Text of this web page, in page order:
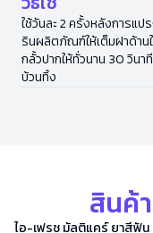
ใช้วันละ 2 ครั้งหลังการแป
รินผลิตภัณฑ์ให้เต็มฝาด้าน
กลั้วปากให้ทั่วนาน 30 วินาที
บ้วนทิ้ง
สินค้
ไอ-เฟรช มัลติแคร์ ยาสีฟัน